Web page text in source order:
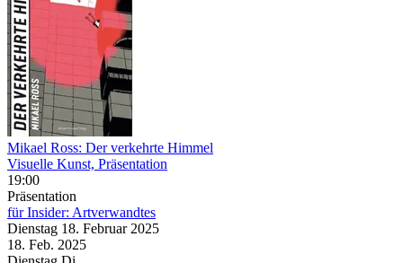
Mikael Ross: Der verkehrte Himmel
Visuelle Kunst, Präsentation
19:00
Präsentation
für Insider: Artverwandtes
Dienstag 18. Februar 2025
18. Feb. 2025